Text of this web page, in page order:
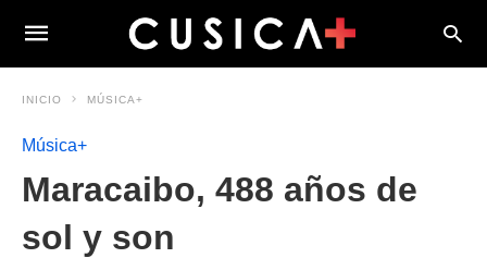
INICIO MÚSICA+
Música+
Maracaibo, 488 años de
sol y son